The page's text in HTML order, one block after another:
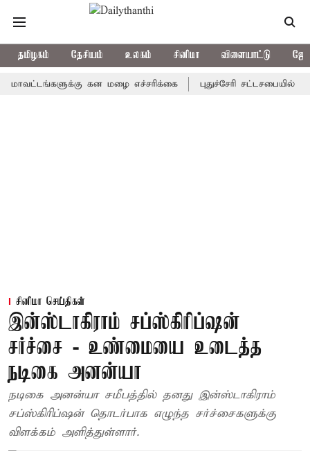
தமிழகம் தேசியம் உலகம் சினிமா விளையாட்டு
கன மழை எச்சரிக்கை புதுச்சேரி சட்டசபையில் வரும்
சினிமா செய்திகள்
இன்ஸ்டாகிராம் சப்ஸ்கிரிப்ஷன்
சர்ச்சை - உண்மையை உடைத்த
நடிகை அனன்யா
நடிகை அனன்யா சமீபத்தில் தனது இன்ஸ்டாகிராம்
சப்ஸ்கிரிப்ஷன் தொடர்பாக எழுந்த சர்ச்சைகளுக்கு
விளக்கம் அளித்துள்ளார்.